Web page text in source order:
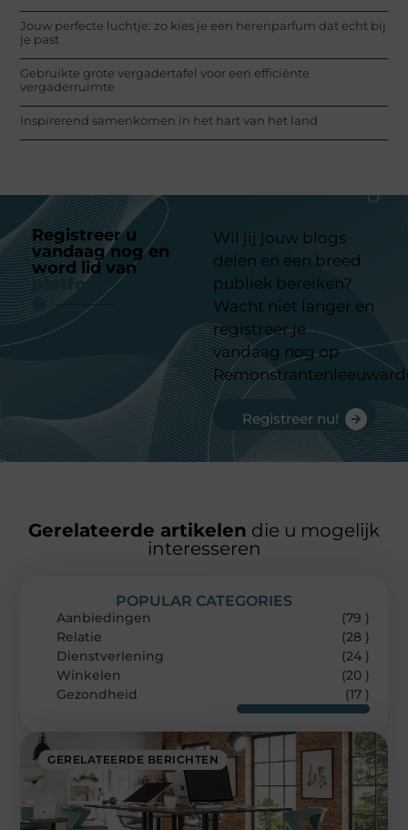
Jouw perfecte luchtje: zo kies je een herenparfum dat echt bij
je past
Gebruikte grote vergadertafel voor een efficiënte
vergaderruimte
Inspirerend samenkomen in het hart van het land
Registreer u
vandaag nog en
word lid van
platform
Wil jij jouw blogs
delen en een breed
publiek bereiken?
Wacht niet langer en
registreer je
vandaag nog op
Registreer nu!
Gerelateerde artikelen die u mogelijk
interesseren
GERELATEERDE BERICHTEN
POPULAR CATEGORIES
Aanbiedingen
(79 )
Relatie
(28 )
Dienstverlening
(24 )
Winkelen
(20 )
Gezondheid
(17 )